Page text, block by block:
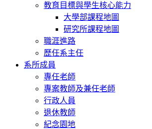
教育目標與學生核心能力
大學部課程地圖
研究所課程地圖
職涯進路
歷任系主任
系所成員
專任老師
專案教師及兼任老師
行政人員
退休教師
紀念園地